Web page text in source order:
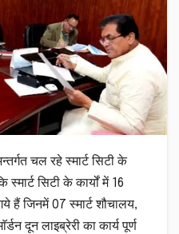
चल रहे स्मार्ट सिटी के
सिटी के कार्यों में 16
हैं जिनमें 07 स्मार्ट शौचालय,
दून लाइब्रेरी का कार्य पूर्ण